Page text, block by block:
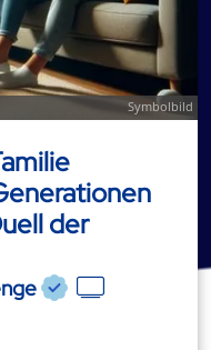
Symbolbild
der